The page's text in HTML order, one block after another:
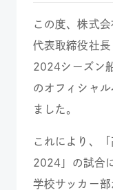
この度、株式
代表取締役社長
2024シーズン
のオフィシャ
ました。
これにより、
2024」の試合
学校サッカー部